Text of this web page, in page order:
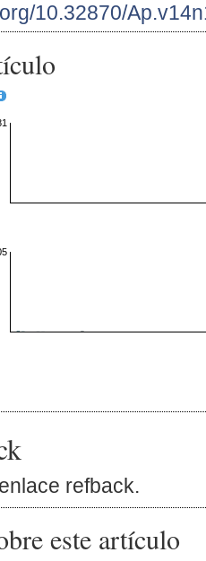
10.32870/
refback.
este artículo